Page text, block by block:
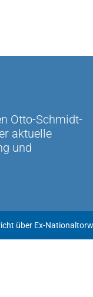
Otto-Schmidt-
aktuelle
und